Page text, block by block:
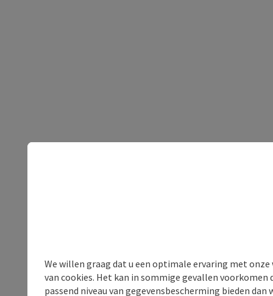
We willen graag dat u een optimale ervaring met
van cookies. Het kan in sommige gevallen voorkomen
passend niveau van gegevensbescherming bieden